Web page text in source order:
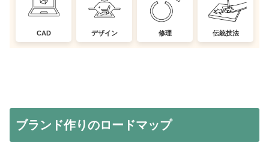
CAD デザイン 修理 伝統技法
ブランド作りのロードマップ